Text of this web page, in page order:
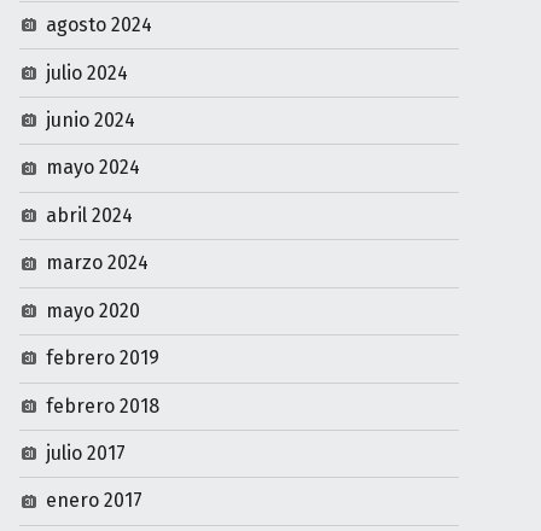
agosto 2024
julio 2024
junio 2024
mayo 2024
abril 2024
marzo 2024
mayo 2020
febrero 2019
febrero 2018
julio 2017
enero 2017